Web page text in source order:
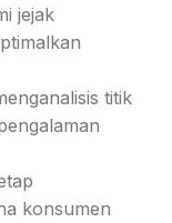
jejak
titik
konsumen